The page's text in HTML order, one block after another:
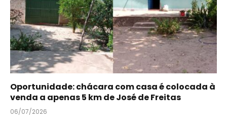
Oportunidade: chácara com casa é colocada à
venda a apenas 5 km de José de Freitas
06/07/2026